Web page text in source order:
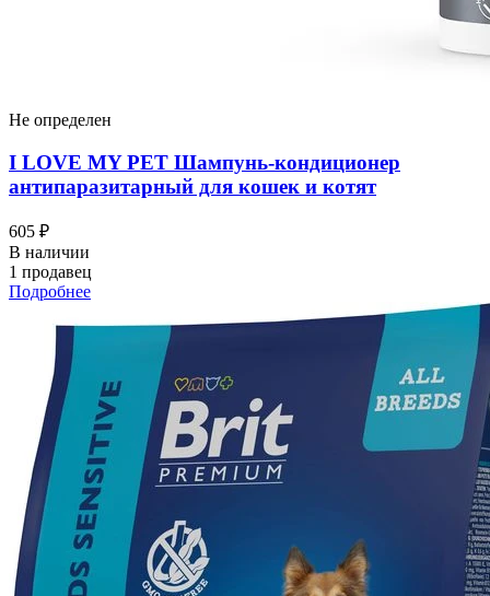
Не определен
I LOVЕ MY PET Шампунь-кондиционер
антипаразитарный для кошек и котят
605 ₽
В наличии
1 продавец
Подробнее